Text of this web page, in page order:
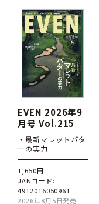
EVEN 2026年9
月号 Vol.215
・最新マレットパタ
ーの実力
1,650円
JANコード:
4912016050961
2026年8月5日発売